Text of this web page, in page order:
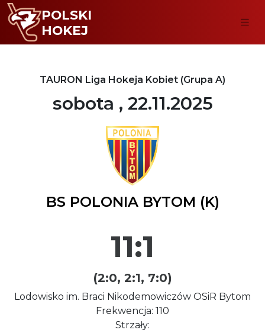
POLSKI
HOKEJ
TAURON Liga Hokeja Kobiet (Grupa A)
sobota , 22.11.2025
BS POLONIA BYTOM (K)
11:1
(2:0, 2:1, 7:0)
Lodowisko im. Braci Nikodemowiczów OSiR Bytom
Frekwencja: 110
Strzały: